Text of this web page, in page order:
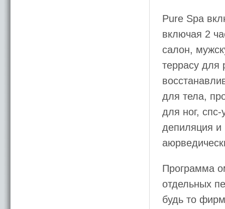
Pure Spa
включая 2
салон,
террасу для
для тела,
для ног,
депиляция и
Программа
отдельных
будь то